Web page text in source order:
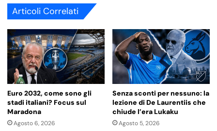
Articoli Correlati
Euro 2032, come sono gli
stadi italiani? Focus sul
Maradona
Agosto 6, 2026
Senza sconti per nessuno: la
lezione di De Laurentiis che
chiude l’era Lukaku
Agosto 5, 2026